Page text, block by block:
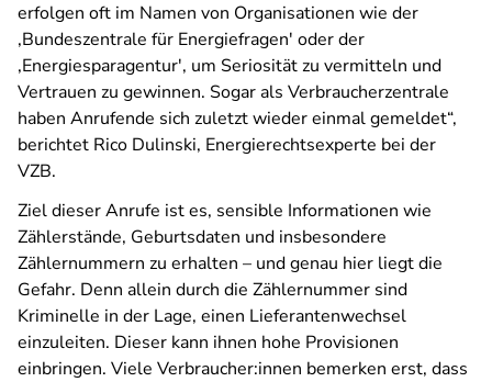
erfolgen oft im Namen von Organisationen wie der
‚Bundeszentrale für Energiefragen' oder der
‚Energiesparagentur', um Seriosität zu vermitteln und
Vertrauen zu gewinnen. Sogar als Verbraucherzentrale
haben Anrufende sich zuletzt wieder einmal gemeldet“,
berichtet Rico Dulinski, Energierechtsexperte bei der
VZB.
Ziel dieser Anrufe ist es, sensible Informationen wie
Zählerstände, Geburtsdaten und insbesondere
Zählernummern zu erhalten – und genau hier liegt die
Gefahr. Denn allein durch die Zählernummer sind
Kriminelle in der Lage, einen Lieferantenwechsel
einzuleiten. Dieser kann ihnen hohe Provisionen
einbringen. Viele Verbraucher:innen bemerken erst, dass